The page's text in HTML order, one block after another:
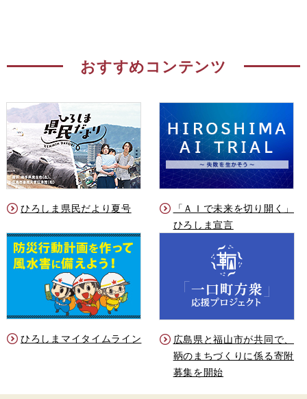
おすすめコンテンツ
ひろしま県民だより夏号
「ＡＩで未来を切り開く」
ひろしま宣言
ひろしまマイタイムライン
広島県と福山市が共同で、
鞆のまちづくりに係る寄附
募集を開始